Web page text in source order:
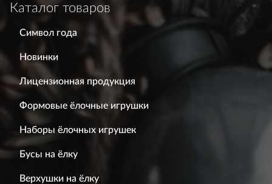
Каталог товаров
Символ года
Новинки
Лицензионная продукция
Формовые ёлочные игрушки
Наборы ёлочных игрушек
Бусы на ёлку
Верхушки на ёлку